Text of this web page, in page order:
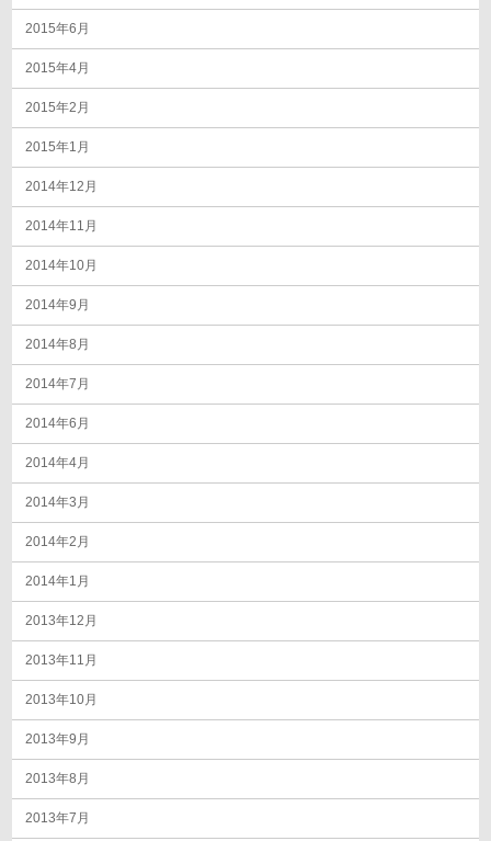
2015年6月
2015年4月
2015年2月
2015年1月
2014年12月
2014年11月
2014年10月
2014年9月
2014年8月
2014年7月
2014年6月
2014年4月
2014年3月
2014年2月
2014年1月
2013年12月
2013年11月
2013年10月
2013年9月
2013年8月
2013年7月